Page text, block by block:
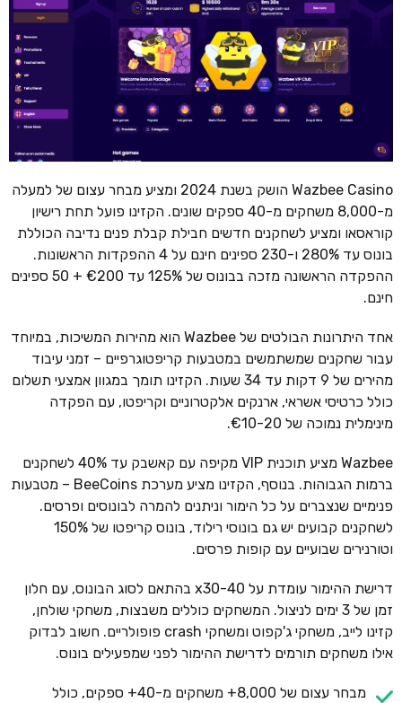
Wazbee Casino הושק בשנת 2024 ומציע מבחר עצום של למעלה
מ-8,000 משחקים מ-40 ספקים שונים. הקזינו פועל תחת רישיון
קוראסאו ומציע לשחקנים חדשים חבילת קבלת פנים נדיבה הכוללת
בונוס עד 280% ו-230 ספינים חינם על 4 ההפקדות הראשונות.
ההפקדה הראשונה מזכה בבונוס של 125% עד €200 + 50 ספינים
חינם.
אחד היתרונות הבולטים של Wazbee הוא מהירות המשיכות, במיוחד
עבור שחקנים שמשתמשים במטבעות קריפטוגרפיים – זמני עיבוד
מהירים של 9 דקות עד 34 שעות. הקזינו תומך במגוון אמצעי תשלום
כולל כרטיסי אשראי, ארנקים אלקטרוניים וקריפטו, עם הפקדה
מינימלית נמוכה של €10-20.
Wazbee מציע תוכנית VIP מקיפה עם קאשבק עד 40% לשחקנים
ברמות הגבוהות. בנוסף, הקזינו מציע מערכת BeeCoins – מטבעות
פנימיים שנצברים על כל הימור וניתנים להמרה לבונוסים ופרסים.
לשחקנים קבועים יש גם בונוסי רילוד, בונוס קריפטו של 150%
וטורנירים שבועיים עם קופות פרסים.
דרישת ההימור עומדת על x30-40 בהתאם לסוג הבונוס, עם חלון
זמן של 3 ימים לניצול. המשחקים כוללים משבצות, משחקי שולחן,
קזינו לייב, משחקי ג'קפוט ומשחקי crash פופולריים. חשוב לבדוק
אילו משחקים תורמים לדרישת ההימור לפני שמפעילים בונוס.
מבחר עצום של 8,000+ משחקים מ-40+ ספקים, כולל